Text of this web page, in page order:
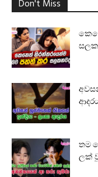
Don't Miss
තම
ලක්